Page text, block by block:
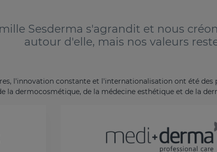
Sesderma s'agrandit et nous
autour d'elle, mais nos valeurs
l'innovation constante et l'internationalisation ont été
la dermocosmétique, de la médecine esthétique et de la